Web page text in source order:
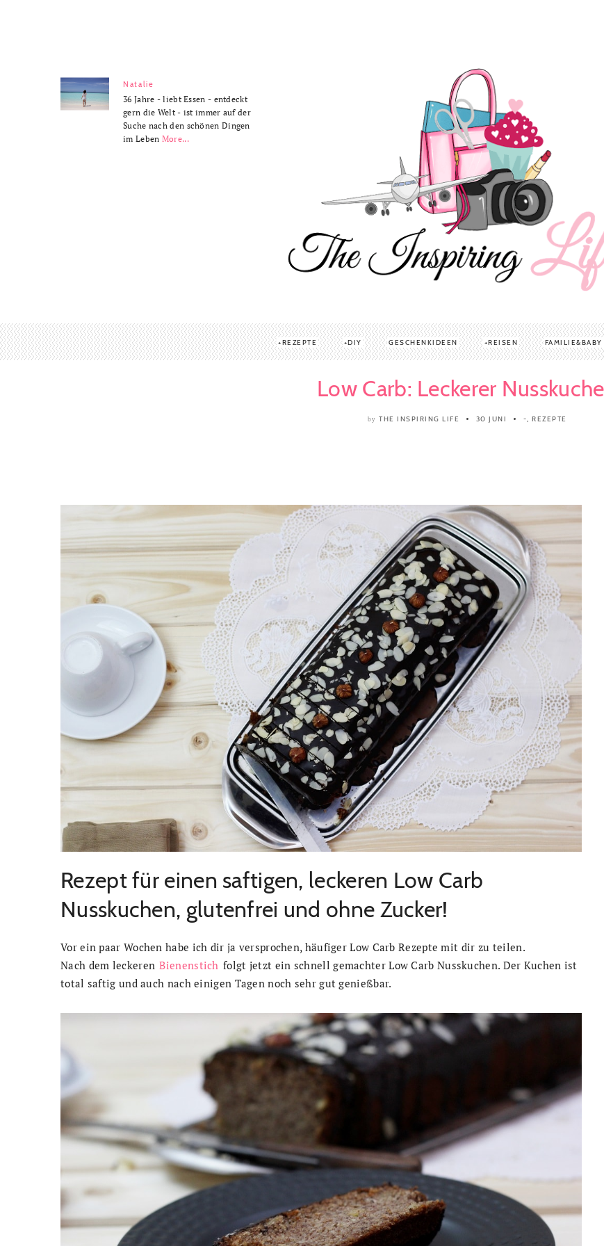
Natalie
36 Jahre - liebt Essen - entdeckt
gern die Welt - ist immer auf der
Suche nach den schönen Dingen
im Leben More...
REZEPTE DIY GESCHENKIDEEN REISEN FAMILIE&BABY
Low Carb: Leckerer
by THE INSPIRING LIFE 30 JUNI -, REZEPTE
Rezept für einen saftigen, leckeren Low Carb
Nusskuchen, glutenfrei und ohne Zucker!
Vor ein paar Wochen habe ich dir ja versprochen, häufiger Low Carb Rezepte mit dir zu teilen.
Nach dem leckeren Bienenstich folgt jetzt ein schnell gemachter Low Carb Nusskuchen. Der Kuchen ist
total saftig und auch nach einigen Tagen noch sehr gut genießbar.